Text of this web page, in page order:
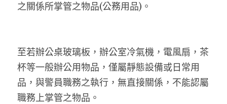
之關係所掌管之物品(公務用品)。
至若辦公桌玻璃板，辦公室冷氣機，電風扇，茶
杯等一般辦公用物品，僅屬靜態設備或日常用
品，與警員職務之執行，無直接關係，不能認屬
職務上掌管之物品。